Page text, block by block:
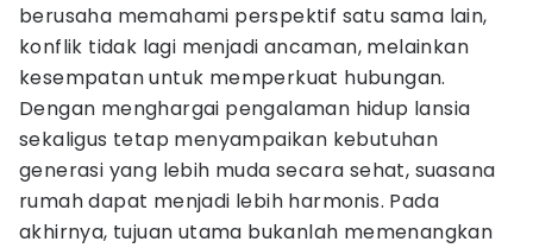
berusaha memahami perspektif satu sama lain,
konflik tidak lagi menjadi ancaman, melainkan
kesempatan untuk memperkuat hubungan.
Dengan menghargai pengalaman hidup lansia
sekaligus tetap menyampaikan kebutuhan
generasi yang lebih muda secara sehat, suasana
rumah dapat menjadi lebih harmonis. Pada
akhirnya, tujuan utama bukanlah memenangkan